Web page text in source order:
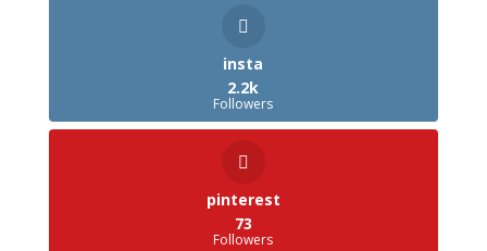
insta
2.2k
Followers
pinterest
73
Followers